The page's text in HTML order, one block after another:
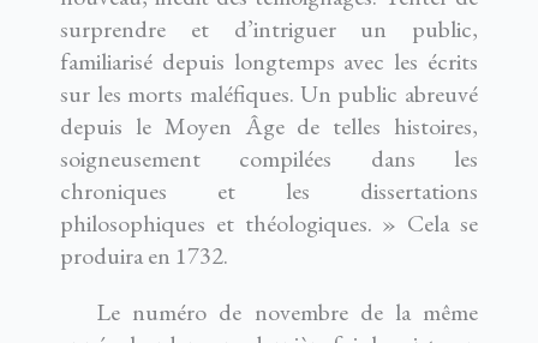
surprendre et d’intriguer un public,
familiarisé depuis longtemps avec les écrits
sur les morts maléfiques. Un public abreuvé
depuis le Moyen Âge de telles histoires,
soigneusement compilées dans les
chroniques et les dissertations
philosophiques et théologiques. » Cela se
produira en 1732.
Le numéro de novembre de la même